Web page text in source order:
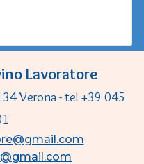
Lavoratore
Verona - tel +39 045